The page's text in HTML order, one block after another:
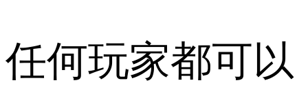
任何玩家都可以